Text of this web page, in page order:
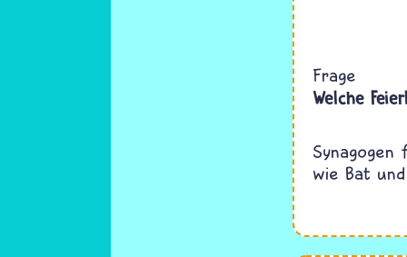
Frage
Welche
wie Bat